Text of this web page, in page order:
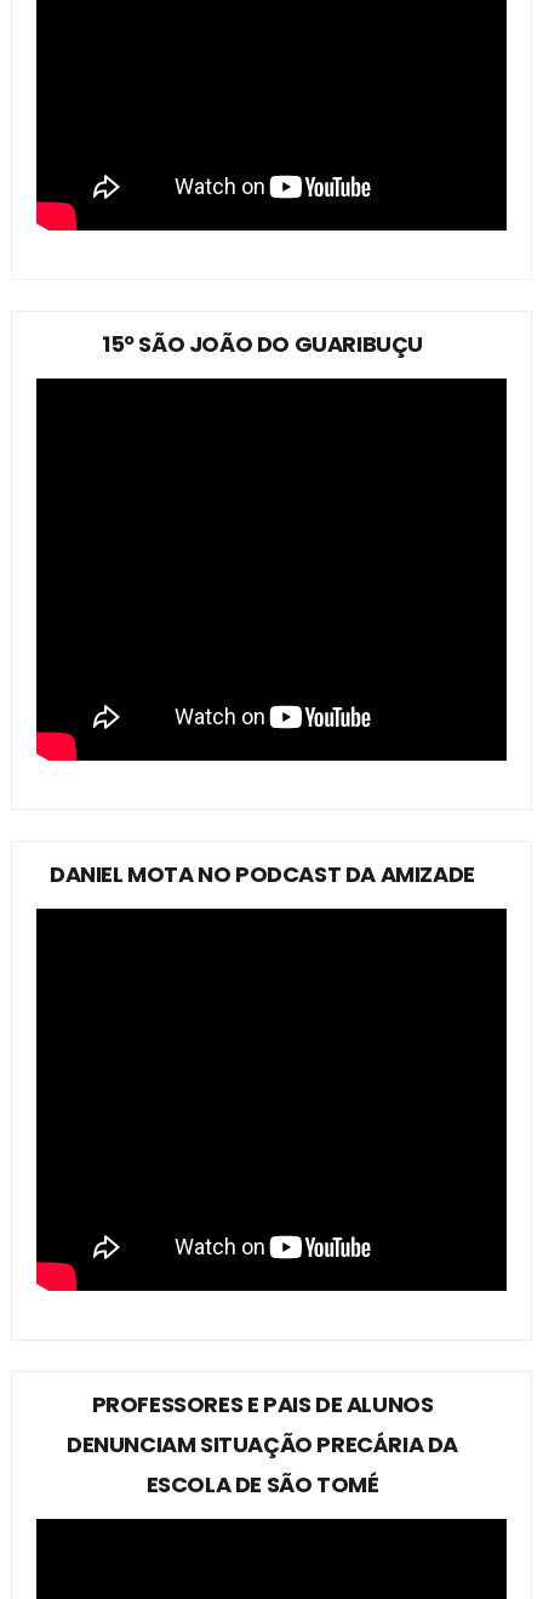
15º SÃO JOÃO DO GUARIBUÇU
DANIEL MOTA NO PODCAST DA AMIZADE
PROFESSORES E PAIS DE ALUNOS
DENUNCIAM SITUAÇÃO PRECÁRIA DA
ESCOLA DE SÃO TOMÉ